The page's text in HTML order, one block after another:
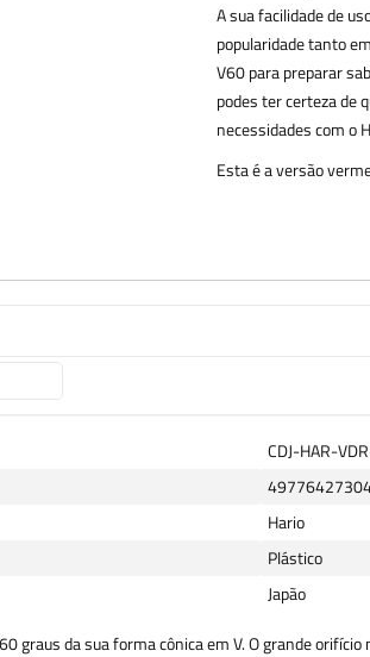
A sua facilidade de
popularidade tanto
V60 para preparar
podes ter certeza de
necessidades com o
Esta é a versão
CDJ-HAR-
Hario
Plástico
Japão
graus da sua forma cônica em V. O grande